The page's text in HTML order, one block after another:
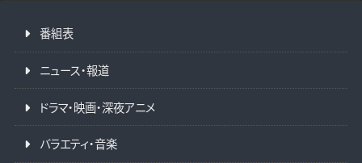
番組表
ニュース・報道
ドラマ・映画・深夜アニメ
バラエティ・音楽